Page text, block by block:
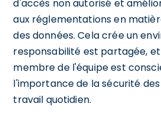
d'accès non autorisé et
aux réglementations en
des données. Cela crée un
responsabilité est partagée,
membre de l'équipe est
l'importance de la sécurité
travail quotidien.